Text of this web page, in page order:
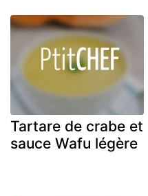
Tartare de crabe et
sauce Wafu légère